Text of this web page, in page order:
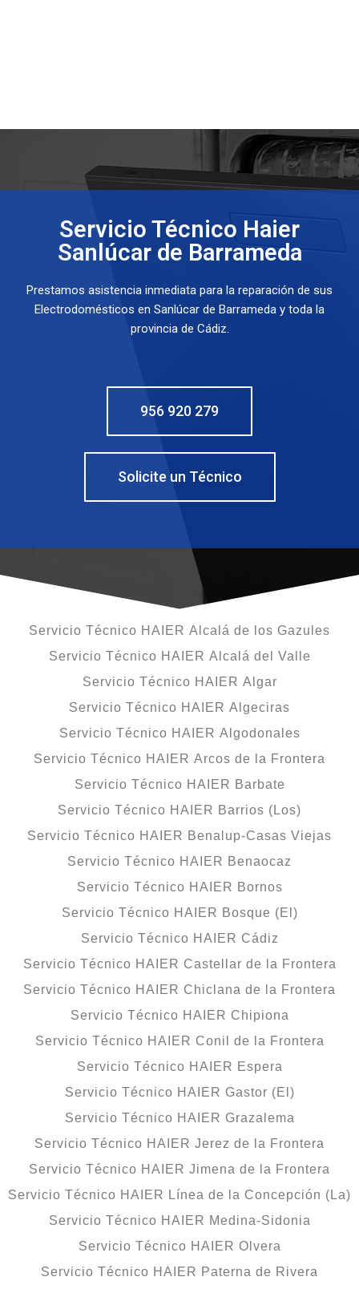
Servicio Técnico Haier
Sanlúcar de Barrameda
Prestamos asistencia inmediata para la reparación de sus
Electrodomésticos en Sanlúcar de Barrameda y toda la
provincia de Cádiz.
956 920 279
Solicite un Técnico
Servicio Técnico HAIER Alcalá de los Gazules
Servicio Técnico HAIER Alcalá del Valle
Servicio Técnico HAIER Algar
Servicio Técnico HAIER Algeciras
Servicio Técnico HAIER Algodonales
Servicio Técnico HAIER Arcos de la Frontera
Servicio Técnico HAIER Barbate
Servicio Técnico HAIER Barrios (Los)
Servicio Técnico HAIER Benalup-Casas Viejas
Servicio Técnico HAIER Benaocaz
Servicio Técnico HAIER Bornos
Servicio Técnico HAIER Bosque (El)
Servicio Técnico HAIER Cádiz
Servicio Técnico HAIER Castellar de la Frontera
Servicio Técnico HAIER Chiclana de la Frontera
Servicio Técnico HAIER Chipiona
Servicio Técnico HAIER Conil de la Frontera
Servicio Técnico HAIER Espera
Servicio Técnico HAIER Gastor (El)
Servicio Técnico HAIER Grazalema
Servicio Técnico HAIER Jerez de la Frontera
Servicio Técnico HAIER Jimena de la Frontera
Servicio Técnico HAIER Línea de la Concepción (La)
Servicio Técnico HAIER Medina-Sidonia
Servicio Técnico HAIER Olvera
Servicio Técnico HAIER Paterna de Rivera